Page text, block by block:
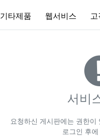
기타제품 웹서비스 고
서비
요청하신 게시판에는 권한이
로그인 후에